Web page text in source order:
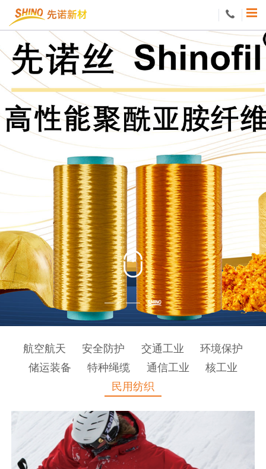
航空航天 安全防护 交通工业
环境保护
储运装备
特种绳缆 通信工业
核工业
民用纺织